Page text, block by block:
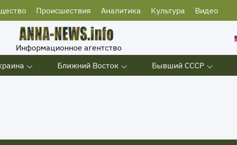
Происшествия Аналитика Культура Видео
Информационное агентство
Ближний Восток Бывший СССР